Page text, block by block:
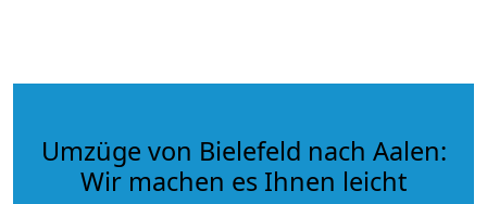
Umzüge von Bielefeld nach Aalen:
Wir machen es Ihnen leicht